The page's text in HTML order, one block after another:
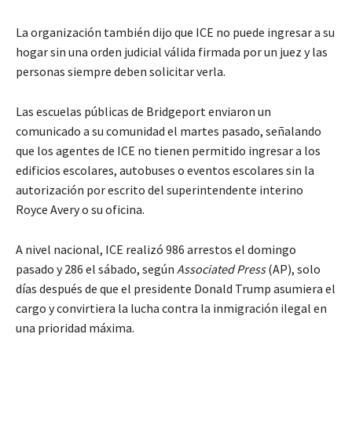
La organización también dijo que ICE no puede ingresar a su
hogar sin una orden judicial válida firmada por un juez y las
personas siempre deben solicitar verla.
Las escuelas públicas de Bridgeport enviaron un
comunicado a su comunidad el martes pasado, señalando
que los agentes de ICE no tienen permitido ingresar a los
edificios escolares, autobuses o eventos escolares sin la
autorización por escrito del superintendente interino
Royce Avery o su oficina.
A nivel nacional, ICE realizó 986 arrestos el domingo
pasado y 286 el sábado, según Associated Press(AP), solo
días después de que el presidente Donald Trump asumiera el
cargo y convirtiera la lucha contra la inmigración ilegal en
una prioridad máxima.